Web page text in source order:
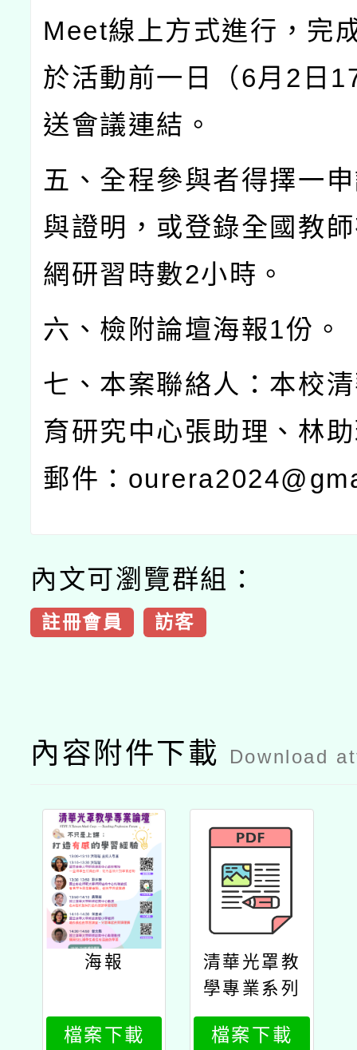
Meet線上方式進行，完
於活動前一日（6月 2 日
送會議連結。
五、全程參與者得擇一
與證明，或登錄全國教
網研習時數2小時。
六、檢附論壇海報1份。
七、本案聯絡人：本校
育研究中心張助理、林
郵件：
內文可瀏覽群組：
註冊會員 訪客
內容附件下載 Download
海報
檔案下載
清華光罩教
學專業系列
論壇
（三）：不
檔案下載